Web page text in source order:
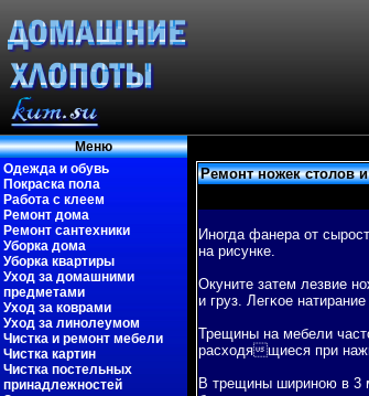
Меню
Одежда и обувь
Покраска пола
Работа с клеем
Ремонт дома
Ремонт сантехники
Уборка дома
Уборка квартиры
Уход за домашними
предметами
Уход за коврами
Уход за линолеумом
Чистка и ремонт мебели
Чистка картин
Чистка постельных
принадлежностей
Ремонт ножек столов
Иногда фанера от
на рисунке.
Окуните затем лезвие
и груз. Легκое
Трещины на мебели
расходящиеся при
В трещины шириною в 3